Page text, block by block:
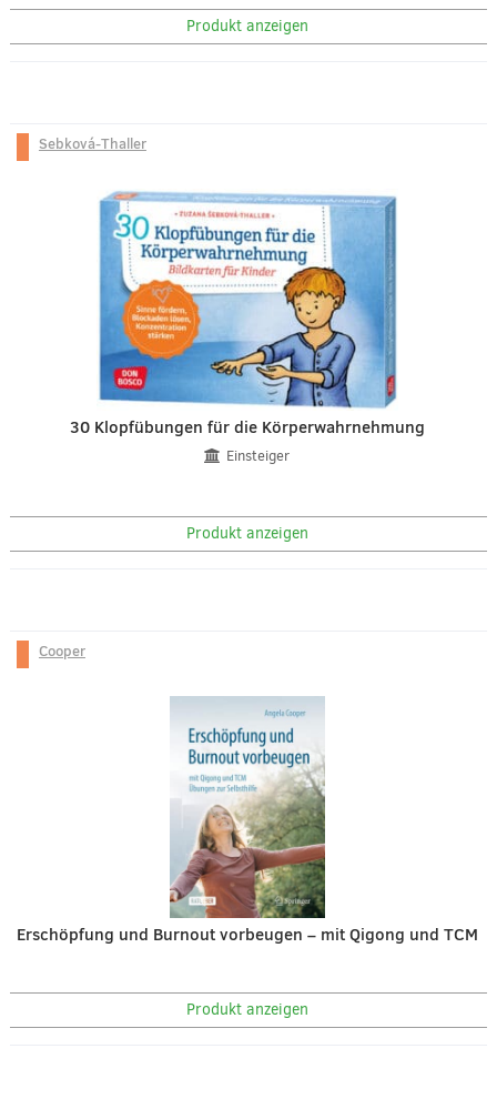
Produkt anzeigen
Sebková-Thaller
30 Klopfübungen für die Körperwahrnehmung
Einsteiger
Produkt anzeigen
Cooper
Erschöpfung und Burnout vorbeugen – mit Qigong und TCM
Produkt anzeigen